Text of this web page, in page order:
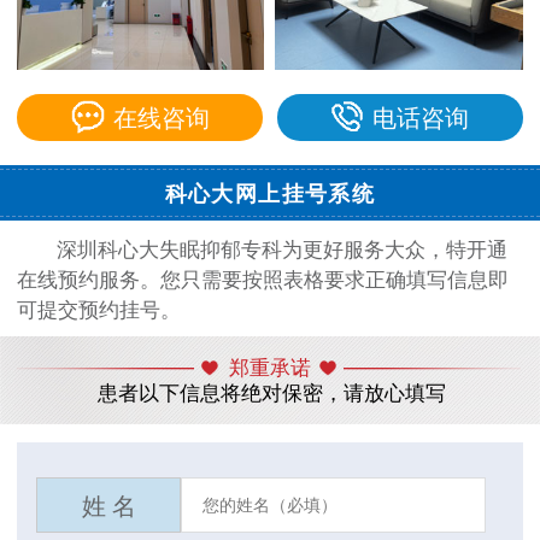
在线咨询 电话咨询
科心大网上挂号系统
深圳科心大失眠抑郁专科为更好服务大众，特开通
在线预约服务。您只需要按照表格要求正确填写信息即
可提交预约挂号。
郑重承诺
患者以下信息将绝对保密，请放心填写
姓 名